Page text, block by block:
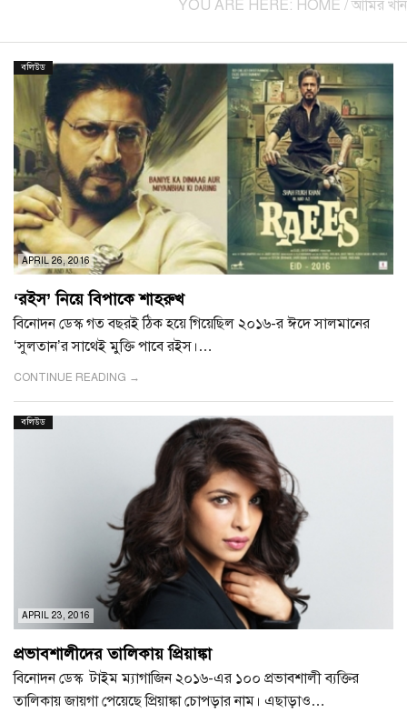
YOU ARE HERE: HOME / আমির খান
APRIL 26, 2016
বলিউড
‘রইস’ নিয়ে বিপাকে শাহরুখ
বিনোদন ডেস্ক গত বছরই ঠিক হয়ে গিয়েছিল ২০১৬-র ঈদে সালমানের
‘সুলতান’র সাথেই মুক্তি পাবে রইস।…
CONTINUE READING →
APRIL 23, 2016
বলিউড
প্রভাবশালীদের তালিকায় প্রিয়াঙ্কা
বিনোদন ডেস্ক টাইম ম্যাগাজিন ২০১৬-এর ১০০ প্রভাবশালী ব্যক্তির
তালিকায় জায়গা পেয়েছে প্রিয়াঙ্কা চোপড়ার নাম। এছাড়াও…